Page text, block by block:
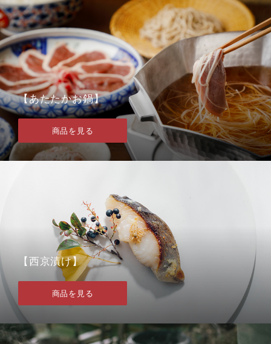
【あたたかお鍋】
商品を見る
【西京漬け】
商品を見る